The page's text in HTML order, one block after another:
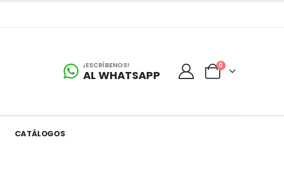
¡ESCRÍBENOS!
AL WHATSAPP
0
CATÁLOGOS